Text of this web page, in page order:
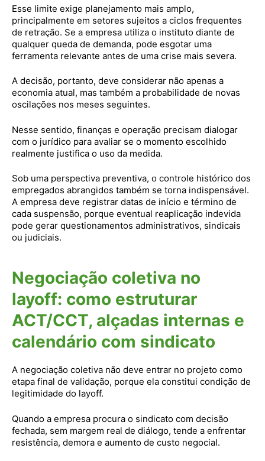
Esse limite exige planejamento mais amplo,
principalmente em setores sujeitos a ciclos frequentes
de retração. Se a empresa utiliza o instituto diante de
qualquer queda de demanda, pode esgotar uma
ferramenta relevante antes de uma crise mais severa.
A decisão, portanto, deve considerar não apenas a
economia atual, mas também a probabilidade de novas
oscilações nos meses seguintes.
Nesse sentido, finanças e operação precisam dialogar
com o jurídico para avaliar se o momento escolhido
realmente justifica o uso da medida.
Sob uma perspectiva preventiva, o controle histórico dos
empregados abrangidos também se torna indispensável.
A empresa deve registrar datas de início e término de
cada suspensão, porque eventual reaplicação indevida
pode gerar questionamentos administrativos, sindicais
ou judiciais.
Negociação coletiva no
layoff: como estruturar
ACT/CCT, alçadas internas e
calendário com sindicato
A negociação coletiva não deve entrar no projeto como
etapa final de validação, porque ela constitui condição de
legitimidade do layoff.
Quando a empresa procura o sindicato com decisão
fechada, sem margem real de diálogo, tende a enfrentar
resistência, demora e aumento de custo negocial.